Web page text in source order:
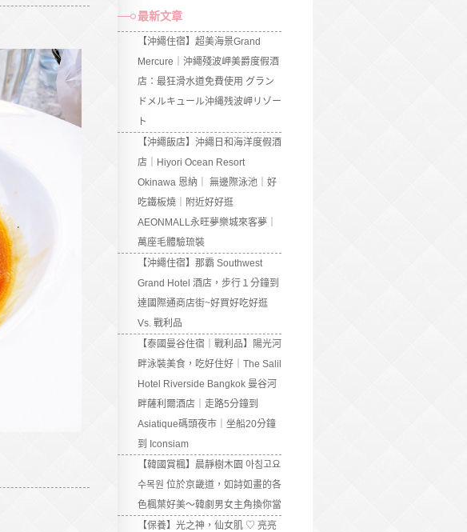
最新文章
【沖繩住宿】超美海景Grand
Mercure｜沖繩殘波岬美爵度假酒
店：最狂滑水道免費使用 グラン
ドメルキュール沖縄残波岬リゾー
ト
【沖繩飯店】沖繩日和海洋度假酒
店｜Hiyori Ocean Resort
Okinawa 恩納｜ 無邊際泳池｜好
吃鐵板燒｜附近好好逛
AEONMALL永旺夢樂城來客夢｜
萬座毛體驗琉裝
【沖繩住宿】那霸 Southwest
Grand Hotel 酒店，步行１分鐘到
達國際通商店街~好買好吃好逛
Vs. 戰利品
【泰國曼谷住宿｜戰利品】陽光河
畔泳裝美食，吃好住好｜The Salil
Hotel Riverside Bangkok 曼谷河
畔薩利爾酒店｜走路5分鐘到
Asiatique碼頭夜市｜坐船20分鐘
到 Iconsiam
【韓國賞楓】晨靜樹木園 아침고요
수목원 位於京畿道，如詩如畫的各
色楓葉好美～韓劇男女主角換你當
【保養】光之神，仙女肌 ♡ 亮亮